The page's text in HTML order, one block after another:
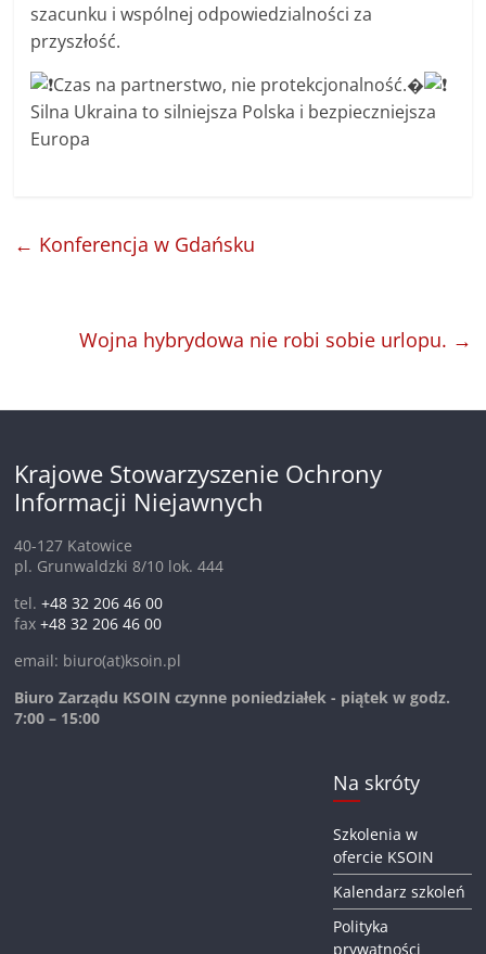
szacunku i wspólnej odpowiedzialności za
przyszłość.
Czas na partnerstwo, nie protekcjonalność.�
Silna Ukraina to silniejsza Polska i bezpieczniejsza
Europa
← Konferencja w Gdańsku
Wojna hybrydowa nie robi sobie urlopu. →
Krajowe Stowarzyszenie Ochrony
Informacji Niejawnych
40-127 Katowice
pl. Grunwaldzki 8/10 lok. 444
tel.+48 32 206 46 00
fax+48 32 206 46 00
email: biuro(at)ksoin.pl
Biuro Zarządu KSOIN czynne poniedziałek - piątek w godz.
7:00 – 15:00
Na skróty
Szkolenia w
ofercie KSOIN
Kalendarz szkoleń
Polityka
prywatności